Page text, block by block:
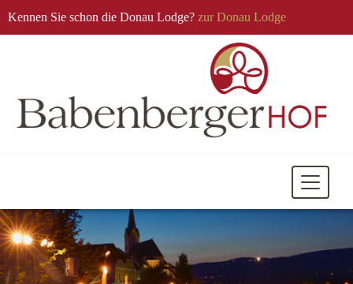
Kennen Sie schon die Donau Lodge? zur Donau Lodge
Mobile